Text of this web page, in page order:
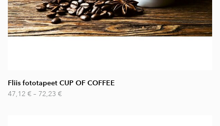
Fliis fototapeet CUP OF COFFEE
47,12 € – 72,23 €